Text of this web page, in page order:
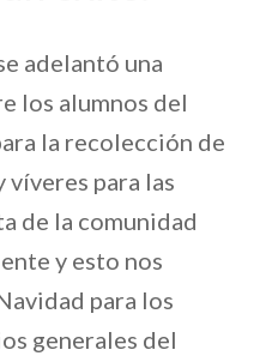
adelantó una
los alumnos del
la recolección de
para las
de la comunidad
y esto nos
para los
generales del